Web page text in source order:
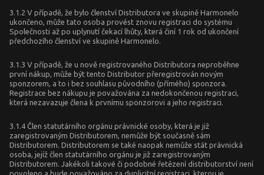
3.1.2 V případě, že bylo členství Distributora ve skupině Harmonelo
ukončeno, může tato osoba provést znovu registraci do systému
Společnosti až po uplynutí čekací lhůty, která činí 1 rok od ukončení
předchozího členství ve skupině Harmonelo.
3.1.3 V případě, že u nově registrovaného Distributora neproběhne
první nákup, může být tento Distributor přeregistrován novým
sponzorem, a to i bez souhlasu původního (přímého) sponzora.
Registrace bez nákupu je považována za nedokončenou registraci,
která nezavazuje člena k prvnímu sponzorovi a jeho registraci.
3.1.4 Člen statutárního orgánu právnické osoby, která je již
zaregistrovaným Distributorem, nemůže být současně sám
Distributorem. Distributorem se také naopak nemůže stát právnická
osoba, jejíž člen statutárního orgánu je již zaregistrovaným
Distributorem. Jakékoli takové či podobné řetězení distributorství není
povoleno a bude považováno za duplicitní registraci, kterou je